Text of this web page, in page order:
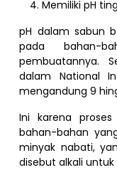
Memiliki pH
pH dalam sabun
pada bahan-
pembuatannya.
dalam National
mengandung 9
Ini karena
bahan-bahan
minyak nabati,
disebut alkali